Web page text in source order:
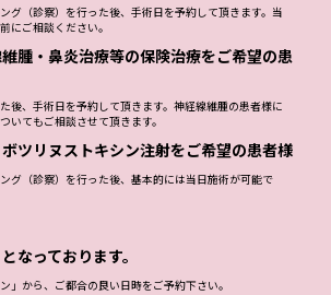
グ（診察）を行った後、手術日を予約して頂きます。当
にご相談ください。
腫・鼻炎治療等の保険治療をご希望の患
後、手術日を予約して頂きます。神経線維腫の患者様に
いてもご相談させて頂きます。
ツリヌストキシン注射をご希望の患者様
グ（診察）を行った後、基本的には当日施術が可能で
なっております。
」から、ご都合の良い日時をご予約下さい。